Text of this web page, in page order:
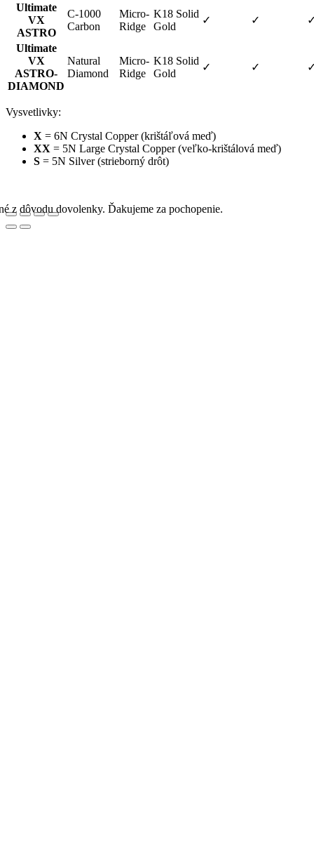
Ultimate
VX
ASTRO
C-1000
Carbon
Micro-
Ridge
K18 Solid
Gold
✓ ✓
Ultimate
VX
ASTRO-
DIAMOND
Natural
Diamond
Micro-
Ridge
K18 Solid
Gold
✓ ✓
Vysvetlivky:
X = 6N Crystal Copper (krištáľová meď)
XX = 5N Large Crystal Copper (veľko-krištálová meď)
S = 5N Silver (strieborný drôt)
z dôvodu dovolenky. Ďakujeme za pochopenie.